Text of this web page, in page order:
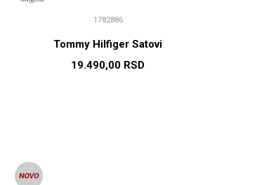
1782886
Tommy Hilfiger Satovi
19.490,00 RSD